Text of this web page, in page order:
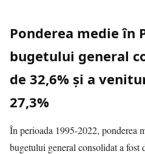
Ponderea medie în
bugetului general
de 32,6% şi a
27,3%
În perioada 1995-2022, ponderea
bugetului general consolidat a